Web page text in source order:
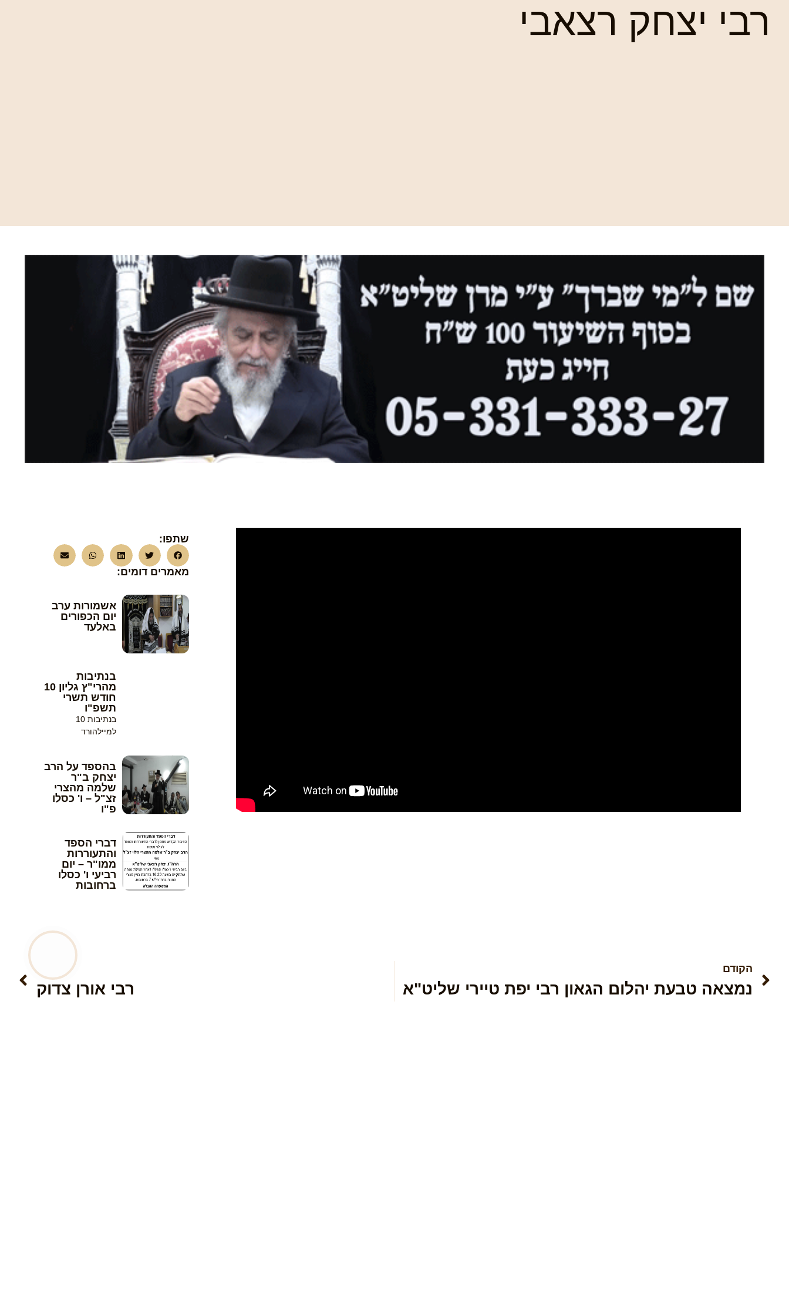
רבי יצחק רצאבי
שתפו:
מאמרים דומים:
אשמורות ערב
יום הכפורים
באלעד
בנתיבות
מהרי"ץ גליון 10
חודש תשרי
תשפ"ו
בנתיבות 10
למיילהורד
בהספד על הרב
יצחק ב"ר
שלמה מהצרי
זצ"ל – ו' כסלו
פ"ו
דברי הספד
והתעוררות
ממו"ר – יום
רביעי ו' כסלו
ברחובות
הקודם
נמצאה טבעת יהלום הגאון רבי יפת טיירי שליט"א
הבא
רבי אורן צדוק